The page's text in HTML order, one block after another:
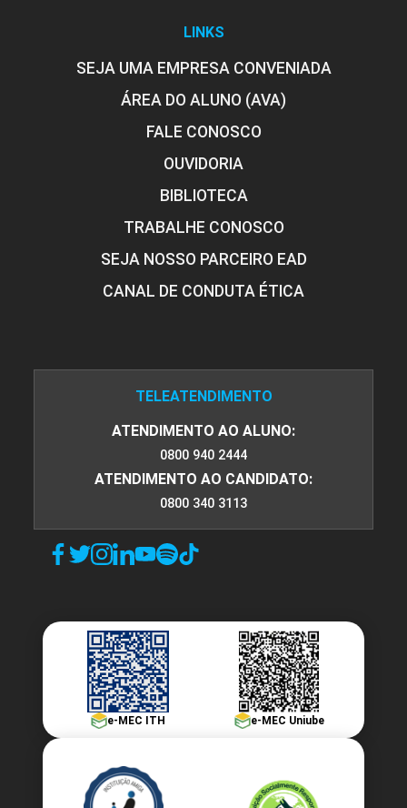
LINKS
SEJA UMA EMPRESA CONVENIADA
ÁREA DO ALUNO (AVA)
FALE CONOSCO
OUVIDORIA
BIBLIOTECA
TRABALHE CONOSCO
SEJA NOSSO PARCEIRO EAD
CANAL DE CONDUTA ÉTICA
TELEATENDIMENTO
ATENDIMENTO AO ALUNO:
0800 940 2444
ATENDIMENTO AO CANDIDATO:
0800 340 3113
e-MEC ITH e-MEC Uniube